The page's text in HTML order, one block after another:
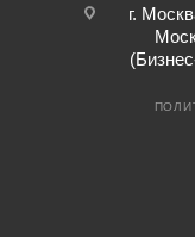
г.